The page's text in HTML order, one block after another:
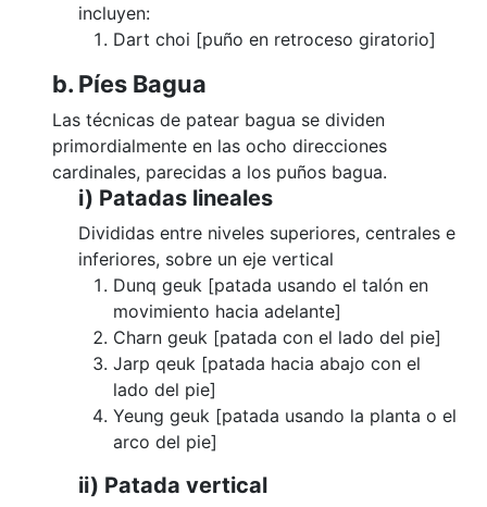
incluyen:
Dart choi [puño en retroceso giratorio]
b. Píes Bagua
Las técnicas de patear bagua se dividen
primordialmente en las ocho direcciones
cardinales, parecidas a los puños bagua.
i) Patadas lineales
Divididas entre niveles superiores, centrales e
inferiores, sobre un eje vertical
Dunq geuk [patada usando el talón en
movimiento hacia adelante]
Charn geuk [patada con el lado del pie]
Jarp qeuk [patada hacia abajo con el
lado del pie]
Yeung geuk [patada usando la planta o el
arco del pie]
ii) Patada vertical